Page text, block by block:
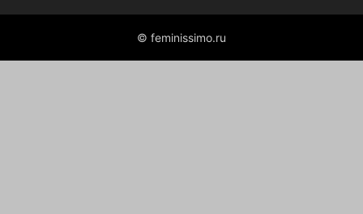
© feminissimo.ru